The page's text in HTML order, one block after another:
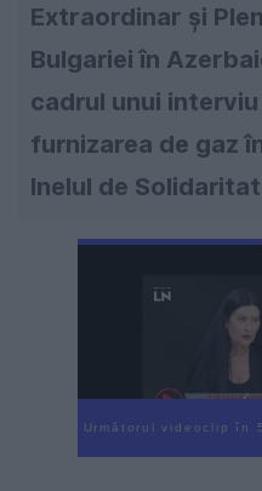
Extraordinar și
Bulgariei în
cadrul unui
furnizarea de gaz
Inelul de
Următorul videoclip în 4